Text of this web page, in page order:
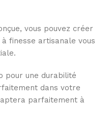
vous pouvez créer
finesse artisanale vous
pour une durabilité
dans votre
parfaitement à